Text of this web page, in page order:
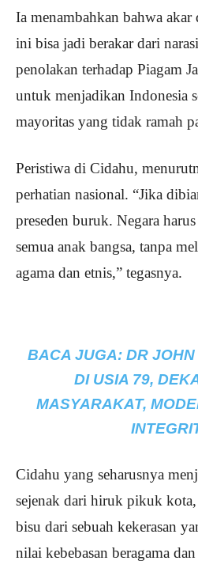
Ia menambahkan bahwa akar
ini bisa jadi berakar dari
penolakan terhadap Piagam
untuk menjadikan Indonesia
mayoritas yang tidak ramah
Peristiwa di Cidahu,
perhatian nasional. “Jika
preseden buruk. Negara
semua anak bangsa, tanpa
agama dan etnis,” tegasnya.
BACA JUGA: DR
DI USIA 79,
MASYARAKAT,
Cidahu yang seharusnya
sejenak dari hiruk pikuk
bisu dari sebuah kekerasan
nilai kebebasan beragama